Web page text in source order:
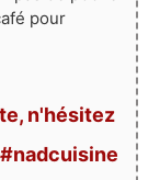
pour
n'hésitez